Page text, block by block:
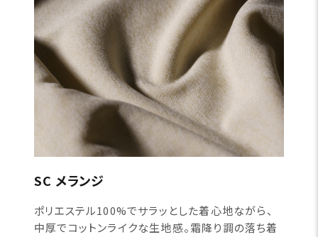
SC メランジ
ポリエステル100%でサラッとした着心地ながら、
中厚でコットンライクな生地感。霜降り調の落ち着